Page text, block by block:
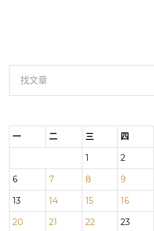
一 二 三 四
1
2
6
7 8 9
13
14 15 16
20
21 22 23